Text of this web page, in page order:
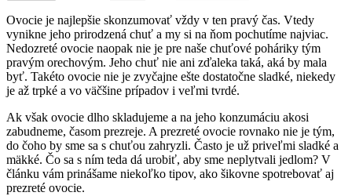
Ovocie je najlepšie skonzumovať vždy v ten pravý čas. Vtedy
vynikne jeho prirodzená chuť a my si na ňom pochutíme najviac.
Nedozreté ovocie naopak nie je pre naše chuťové poháriky tým
pravým orechovým. Jeho chuť nie ani zďaleka taká, aká by mala
byť. Takéto ovocie nie je zvyčajne ešte dostatočne sladké, niekedy
je až trpké a vo väčšine prípadov i veľmi tvrdé.
Ak však ovocie dlho skladujeme a na jeho konzumáciu akosi
zabudneme, časom prezreje. A prezreté ovocie rovnako nie je tým,
do čoho by sme sa s chuťou zahryzli. Často je už priveľmi sladké a
mäkké. Čo sa s ním teda dá urobiť, aby sme neplytvali jedlom? V
článku vám prinášame niekoľko tipov, ako šikovne spotrebovať aj
prezreté ovocie.